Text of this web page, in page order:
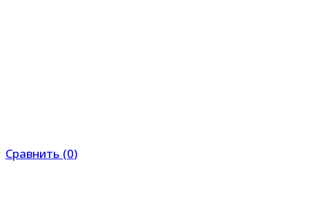
Сравнить (0)